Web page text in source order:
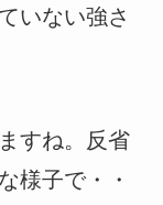
いない強さ
すね。反省
様子で・・